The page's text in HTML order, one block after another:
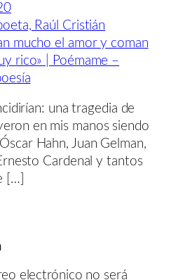
Raúl Cristián
mucho el amor y coman
rico» | Poémame –
una tragedia de
en mis manos siendo
Hahn, Juan Gelman,
Cardenal y tantos
[…]
electrónico no será